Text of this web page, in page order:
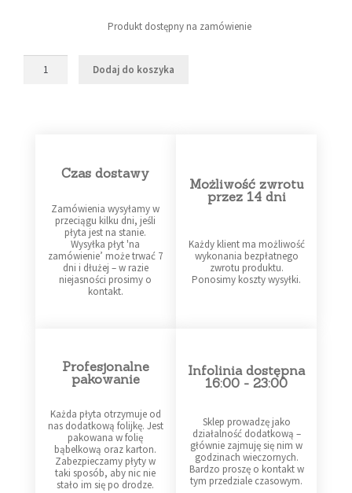
Produkt dostępny na zamówienie
Dodaj do koszyka
Czas dostawy
Zamówienia wysyłamy w
przeciągu kilku dni, jeśli
płyta jest na stanie.
Wysyłka płyt 'na
zamówienie’ może trwać 7
dni i dłużej – w razie
niejasności prosimy o
kontakt.
Możliwość zwrotu
przez 14 dni
Każdy klient ma możliwość
wykonania bezpłatnego
zwrotu produktu.
Ponosimy koszty wysyłki.
Profesjonalne
pakowanie
Każda płyta otrzymuje od
nas dodatkową folijkę. Jest
pakowana w folię
bąbelkową oraz karton.
Zabezpieczamy płyty w
taki sposób, aby nic nie
stało im się po drodze.
Infolinia dostępna
16:00 - 23:00
Sklep prowadzę jako
działalność dodatkową –
głównie zajmuję się nim w
godzinach wieczornych.
Bardzo proszę o kontakt w
tym przedziale czasowym.